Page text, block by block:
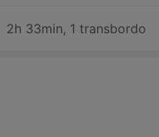
2h 33min, 1 transbordo